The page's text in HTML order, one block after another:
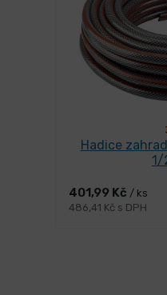
Hadice
1/
401,99 Kč / ks
486,41 Kč s DPH